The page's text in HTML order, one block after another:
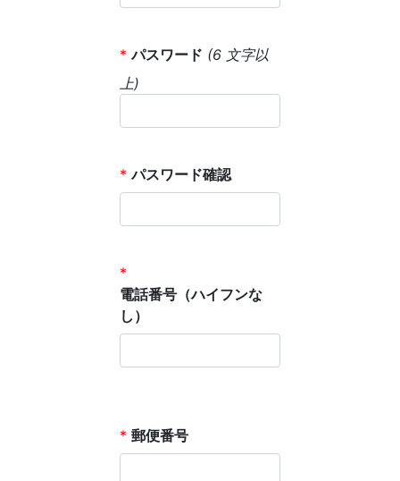
*パスワード (6 文字以
上)
*パスワード確認
*
電話番号（ハイフンな
し）
* 郵便番号